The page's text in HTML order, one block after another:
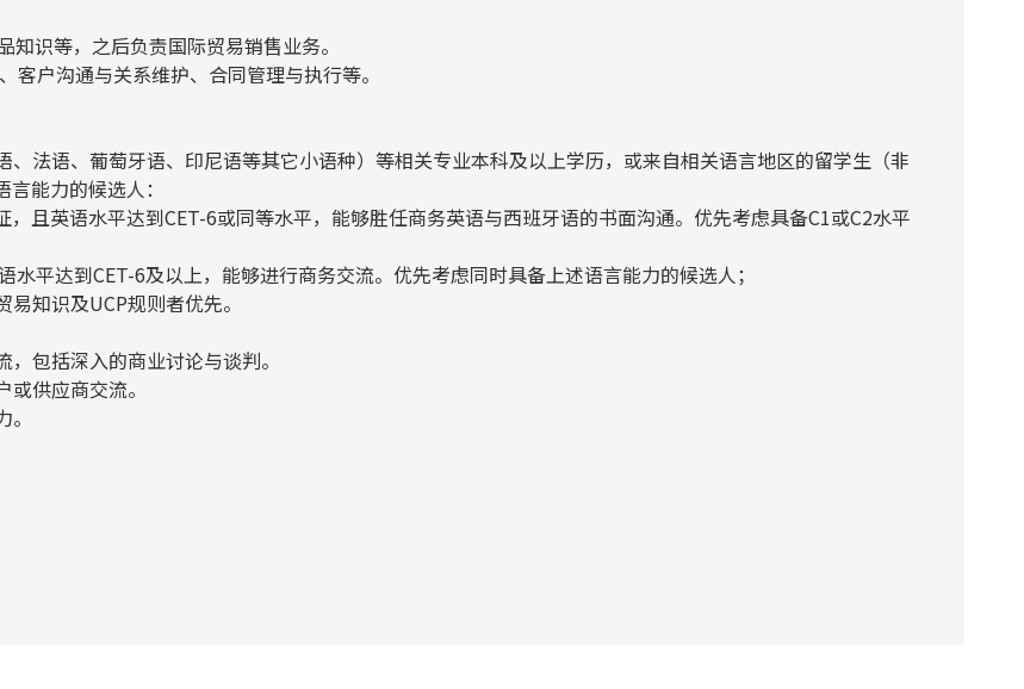
识等，之后负责国际贸易销售业务。
户沟通与关系维护、合同管理与执行等。
法语、葡萄牙语、印尼语等其它小语种）等相关专业本科及以上学历，或来自相关语言地区的留学生（非
能力的候选人：
且英语水平达到CET-6或同等水平，能够胜任商务英语与西班牙语的书面沟通。优先考虑具备C1或C2水平
平达到CET-6及以上，能够进行商务交流。优先考虑同时具备上述语言能力的候选人；
知识及UCP规则者优先。
包括深入的商业讨论与谈判。
供应商交流。